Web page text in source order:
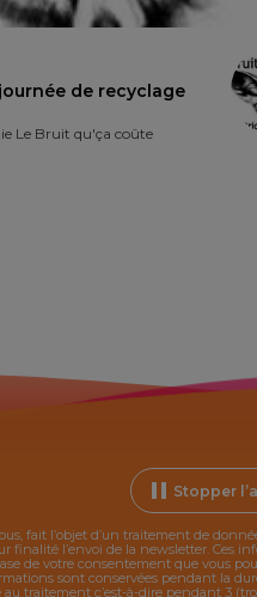
de recyclage
Le Bruit qu'ça coûte
Stopper
fait l’objet d’un traitement de
finalité l’envoi de la newsletter. Ces
de votre consentement que vous
sont conservées pendant la
traitement c’est-à-dire pendant 3